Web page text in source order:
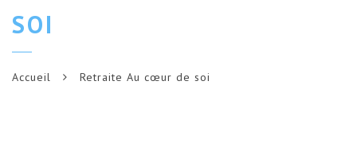
SOI
Accueil Retraite Au cœur de soi